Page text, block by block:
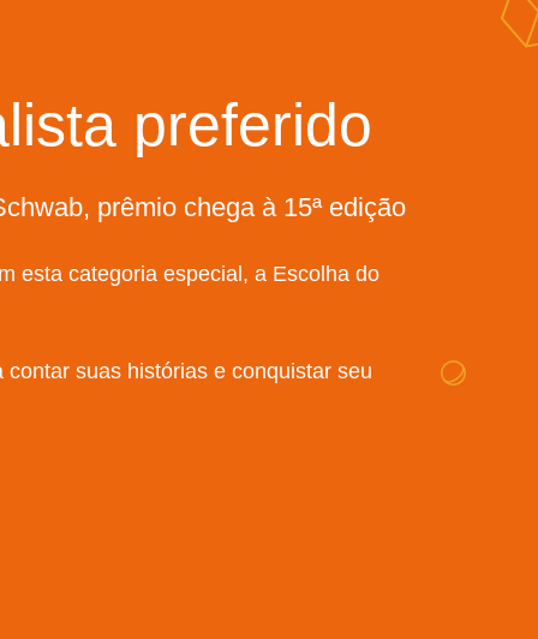
preferido
prêmio chega à 15ª edição
esta categoria especial, a Escolha do
suas histórias e conquistar seu